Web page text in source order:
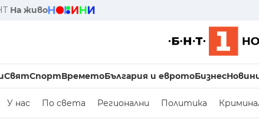
На живо
СвятСпортВреметоБългария и евротоБизнес
У нас По света Регионални Политика